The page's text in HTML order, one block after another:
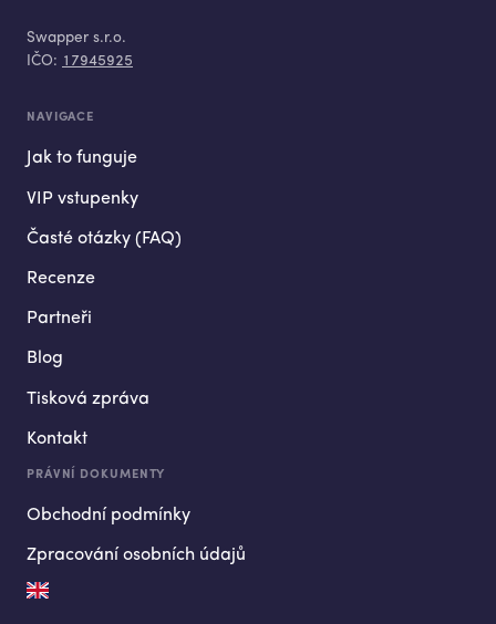
Swapper s.r.o.
IČO: 17945925
NAVIGACE
Jak to funguje
VIP vstupenky
Časté otázky (FAQ)
Recenze
Partneři
Blog
Tisková zpráva
Kontakt
PRÁVNÍ DOKUMENTY
Obchodní podmínky
Zpracování osobních údajů